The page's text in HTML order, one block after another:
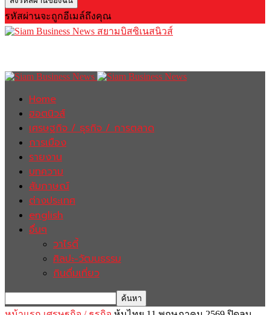
รหัสผ่านจะถูกอีเมล์ถึงคุณ
สยามบิสซิเนสนิวส์
Home
ฮอตนิวส์
เศรษฐกิจ / ธุรกิจ / การตลาด
การเมือง
รายงาน
บทความ
สัมภาษณ์
ต่างประเทศ
english
อื่นๆ
วาไรตี้
ศิลปะ-วัฒนธรรม
กินดื่มเที่ยว